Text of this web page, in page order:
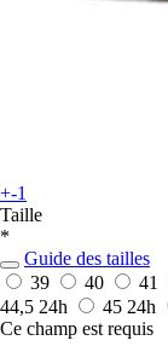
+-1
Taille
*
Guide des tailles
39
40 41
44,5 24h 45 24h
Ce champ est requis